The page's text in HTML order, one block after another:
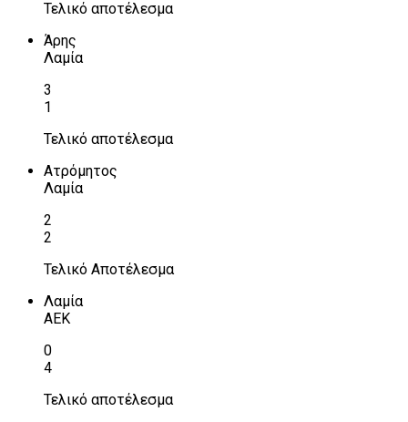
Τελικό αποτέλεσμα
Άρης
Λαμία
3
1
Τελικό αποτέλεσμα
Ατρόμητος
Λαμία
2
2
Τελικό Αποτέλεσμα
Λαμία
ΑΕΚ
0
4
Τελικό αποτέλεσμα